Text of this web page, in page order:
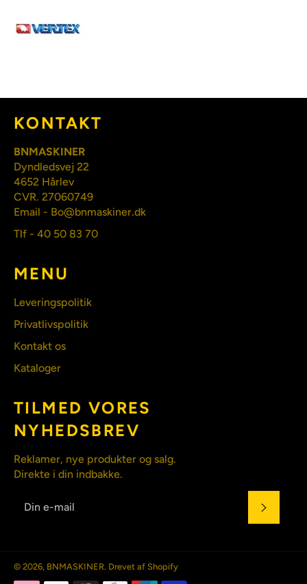
KONTAKT
BNMASKINER
Dyndledsvej 22
4652 Hårlev
CVR. 27060749
Email - Bo@bnmaskiner.dk
Tlf - 40 50 83 70
MENU
Leveringspolitik
Privatlivspolitik
Kontakt os
Kataloger
TILMED VORES
NYHEDSBREV
Reklamer, nye produkter og salg.
Direkte i din indbakke.
© 2026, BNMASKINER. Drevet af Shopify
Betalingsmetoder